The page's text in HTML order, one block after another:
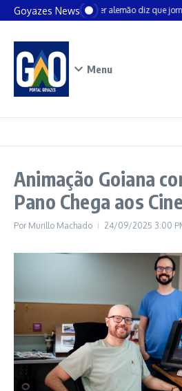
Ir para o conteúdo
Goyazes NewsChanceler alemão diz que
Menu
Animação Goiana
Pano Chega aos
Por Murillo Machado 24/09/2025 3:00